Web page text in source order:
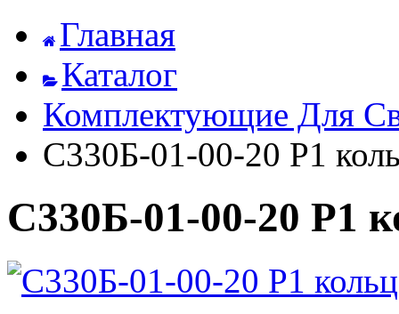
Главная
Каталог
Комплектующие Для
С330Б-01-00-20 Р1
С330Б-01-00-20 Р1